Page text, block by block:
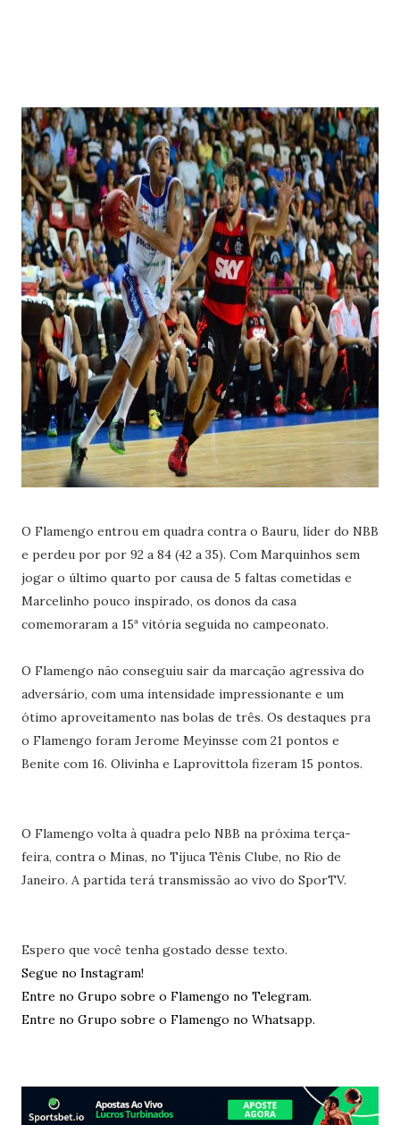
O Flamengo entrou em quadra contra o Bauru, líder do NBB
e perdeu por por 92 a 84 (42 a 35). Com Marquinhos sem
jogar o último quarto por causa de 5 faltas cometidas e
Marcelinho pouco inspirado, os donos da casa
comemoraram a 15ª vitória seguida no campeonato.
O Flamengo não conseguiu sair da marcação agressiva do
adversário, com uma intensidade impressionante e um
ótimo aproveitamento nas bolas de três. Os destaques pra
o Flamengo foram Jerome Meyinsse com 21 pontos e
Benite com 16. Olivinha e Laprovittola fizeram 15 pontos.
O Flamengo volta à quadra pelo NBB na próxima terça-
feira, contra o Minas, no Tijuca Tênis Clube, no Rio de
Janeiro. A partida terá transmissão ao vivo do SporTV.
Espero que você tenha gostado desse texto.
Segue no Instagram!
Entre no Grupo sobre o Flamengo no Telegram.
Entre no Grupo sobre o Flamengo no Whatsapp.